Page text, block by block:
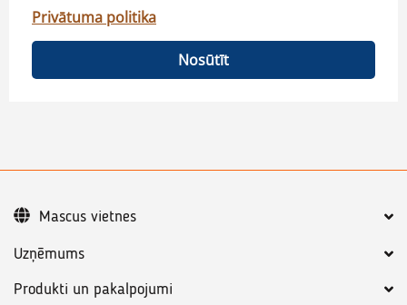
Privātuma politika
Nosūtīt
Uzņēmums
Produkti un pakalpojumi
Mascus vietnes